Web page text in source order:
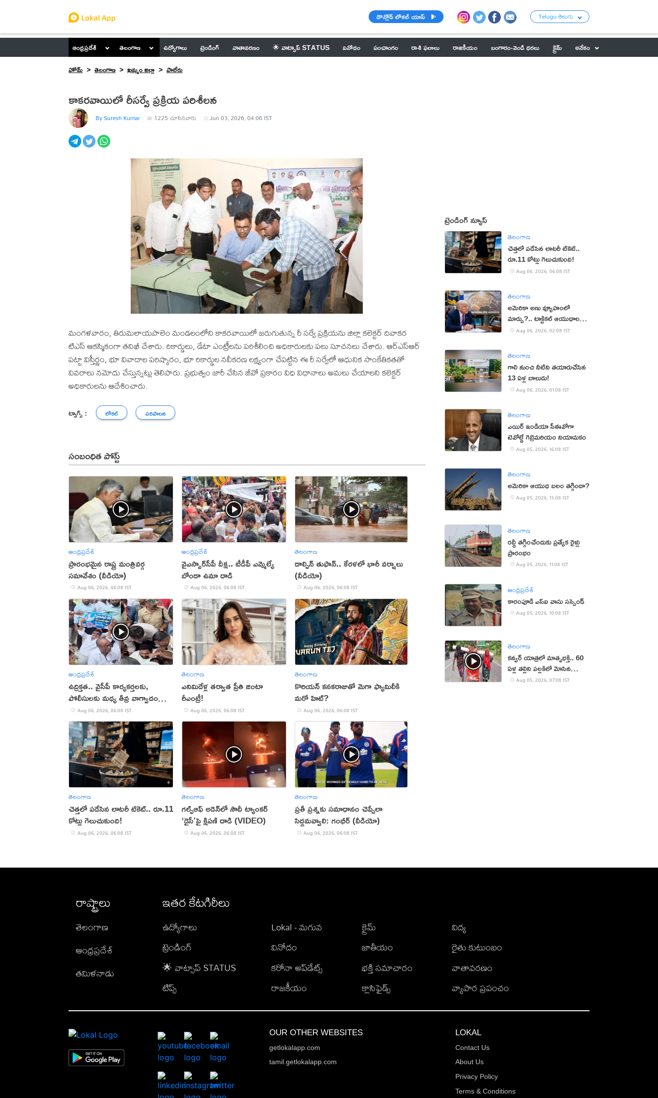
డౌన్లోడ్ లోకల్ యాప్ Telugu తెలుగు
ఆంధ్రప్రదేశ్ తెలంగాణ ఉద్యోగాలు ట్రెండింగ్ వాతావరణం 🌟 వాట్సాప్ STATUS వినోదం పంచాంగం రాశి ఫలాలు రాజకీయం బంగారం-వెండి ధరలు క్రైమ్
అనేకం
హోమ్
తెలంగాణ ఖమ్మం జిల్లా పాలేరు
కాకరవాయిలో రీసర్వే ప్రక్రియ పరిశీలన
By Suresh Kumar 1225 చూసినవారు Jun 03, 2026, 04:06 IST
మంగళవారం, తిరుమలాయపాలెం మండలంలోని కాకరవాయిలో జరుగుతున్న రీ సర్వే ప్రక్రియను జిల్లా కలెక్టర్ దివాకర
టిఎస్ ఆకస్మికంగా తనిఖీ చేశారు. రికార్డులు, డేటా ఎంట్రీలను పరిశీలించి అధికారులకు పలు సూచనలు చేశారు. ఆర్‌ఎస్‌ఆర్
పట్టా విస్తీర్ణం, భూ వివాదాల పరిష్కారం, భూ రికార్డుల నవీకరణ లక్ష్యంగా చేపట్టిన ఈ రీ సర్వేలో ఆధునిక సాంకేతికతతో
వివరాలు నమోదు చేస్తున్నట్లు తెలిపారు. ప్రభుత్వం జారీ చేసిన జీవో ప్రకారం విధి విధానాలు అమలు చేయాలని కలెక్టర్
అధికారులను ఆదేశించారు.
ట్యాగ్స్ : లోకల్ పరిపాలన
సంబంధిత పోస్ట్
ఆంధ్రప్రదేశ్
ప్రారంభమైన రాష్ట్ర మంత్రివర్గ
సమావేశం (వీడియో)
Aug 06, 2026, 06:08 IST
ఆంధ్రప్రదేశ్
వైఎస్సార్‌సీపీ దీక్ష.. టీడీపీ ఎమ్మెల్యే
బోండా ఉమా దాడి
Aug 06, 2026, 06:08 IST
తెలంగాణ
డాల్ఫిన్ తుఫాన్.. కేరళలో భారీ వర్షాలు
(వీడియో)
Aug 06, 2026, 06:08 IST
ఆంధ్రప్రదేశ్
ఉద్రిక్తత.. వైసీపీ కార్యకర్తలకు,
పోలీసులకు మధ్య తీవ్ర వాగ్వాదం
(VIDEO)
Aug 06, 2026, 06:08 IST
తెలంగాణ
ఎనిమిదేళ్ల తర్వాత ప్రీతి జింటా
రీఎంట్రీ!
Aug 06, 2026, 06:08 IST
తెలంగాణ
కొరియన్ కనకరాజుతో మెగా ఫ్యామిలీకి
మరో హిట్?
Aug 06, 2026, 06:08 IST
తెలంగాణ
చెత్తలో పడేసిన లాటరీ టికెట్.. రూ.11
కోట్లు గెలుచుకుంది!
Aug 06, 2026, 06:08 IST
తెలంగాణ
గల్ఫ్‌ఆఫ్‌ అడెన్‌లో సౌదీ ట్యాంకర్‌
‘డైసీ’పై క్షిపణి దాడి (VIDEO)
Aug 06, 2026, 06:08 IST
తెలంగాణ
ప్రతీ ప్రశ్నకు సమాధానం చెప్పేలా
సిద్ధమవ్వాలి: గంభీర్ (వీడియో)
Aug 06, 2026, 06:08 IST
ట్రెండింగ్ న్యూస్
తెలంగాణ
చెత్తలో పడేసిన లాటరీ టికెట్..
రూ.11 కోట్లు గెలుచుకుంది!
Aug 06, 2026, 06:08 IST
తెలంగాణ
అమెరికా అణు వ్యూహంలో
మార్పు?.. టాక్టికల్ ఆయుధాలకు
ప్రాధాన్యం!
Aug 06, 2026, 02:08 IST
తెలంగాణ
గాలి నుంచి నీటిని తయారుచేసిన
13 ఏళ్ల బాలుడు!
Aug 06, 2026, 01:08 IST
తెలంగాణ
ఎయిర్ ఇండియా సీఈవోగా
టెవోల్డే గెబ్రెమరియం నియామకం
Aug 05, 2026, 16:08 IST
తెలంగాణ
అమెరికా ఆయుధ బలం తగ్గిందా?
Aug 05, 2026, 15:08 IST
తెలంగాణ
రద్దీ తగ్గించేందుకు ప్రత్యేక రైళ్లు
ప్రారంభం
Aug 05, 2026, 11:08 IST
ఆంధ్రప్రదేశ్
కారంపూడి ఎస్ఐ వాసు స‌స్పెండ్‌
Aug 05, 2026, 10:08 IST
తెలంగాణ
కన్వర్ యాత్రలో మాతృభక్తి.. 60
ఏళ్ల తల్లిని పల్లకిలో మోసిన
కొడుకు, కోడలు!
Aug 05, 2026, 07:08 IST
రాష్ట్రాలు
తెలంగాణ
ఆంధ్రప్రదేశ్
తమిళనాడు
ఇతర కేటగిరీలు
ఉద్యోగాలు
ట్రెండింగ్
🌟 వాట్సాప్ STATUS
టిప్స్
Lokal - మగువ
వినోదం
కరోనా అప్‌డేట్స్
రాజకీయం
క్రైమ్
జాతీయం
భక్తి సమాచారం
క్లాసిఫైడ్స్
విద్య
రైతు కుటుంబం
వాతావరణం
వ్యాపార ప్రపంచం
OUR OTHER WEBSITES
getlokalapp.com
tamil.getlokalapp.com
LOKAL
Contact Us
About Us
Privacy Policy
Terms & Conditions